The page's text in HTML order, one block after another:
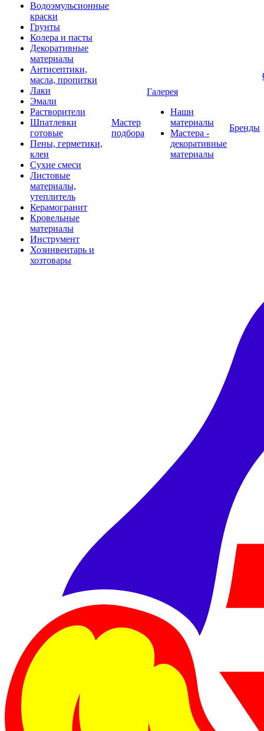
Водоэмульсионные
краски
Грунты
Колера и пасты
Декоративные
материалы
Антисептики,
масла, пропитки
Лаки
Эмали
Растворители
Шпатлевки
готовые
Пены, герметики,
клеи
Сухие смеси
Листовые
материалы,
утеплитель
Керамогранит
Кровельные
материалы
Инструмент
Хозинвентарь и
хозтовары
Мастер
подбора
Галерея
Наши
материалы
Мастера -
декоративные
материалы
Бренды